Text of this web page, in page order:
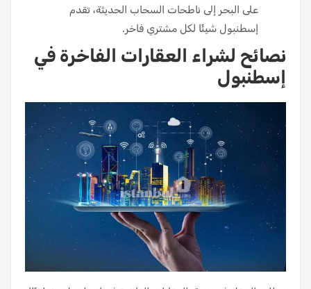
على البحر إلى ناطحات السحاب الحديثة، تقدم
إسطنبول شيئًا لكل مشتري فاخر.
نصائح لشراء العقارات الفاخرة في
إسطنبول